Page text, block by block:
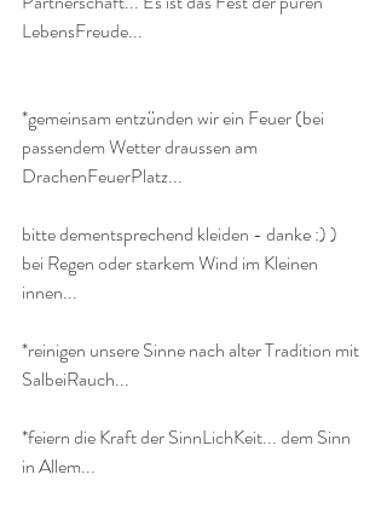
LebensFreude...
*gemeinsam entzünden wir ein Feuer (bei
passendem Wetter draussen am
DrachenFeuerPlatz...
bitte dementsprechend kleiden - danke :) )
bei Regen oder starkem Wind im Kleinen
innen...
*reinigen unsere Sinne nach alter Tradition mit
SalbeiRauch...
*feiern die Kraft der SinnLichKeit... dem Sinn
in Allem...